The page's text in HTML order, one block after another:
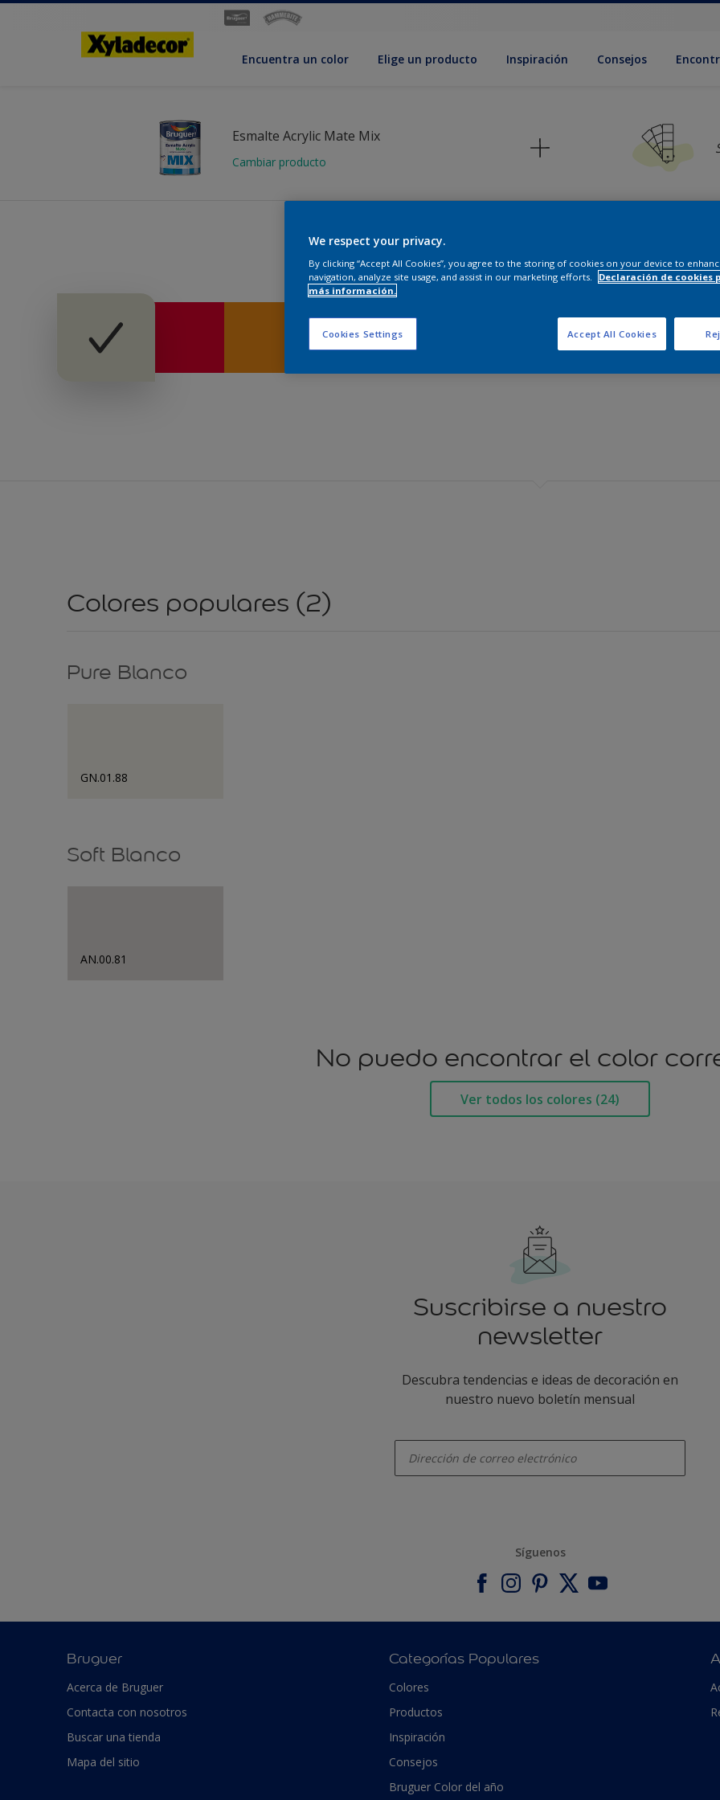
Encuentra un color Elige un producto Inspiración Consejos
Esmalte Acrylic Mate Mix
Cambiar producto
La paleta que tengo en mente
Colores populares (2)
Pure Blanco
GN.01.88
Soft Blanco
AN.00.81
No puedo encontrar el color
Ver todos los colores (24)
Suscribirse a nuestro
newsletter
Descubra tendencias e ideas de decoración en
nuestro nuevo boletín mensual
Síguenos
Bruguer
Acerca de Bruguer
Contacta con nosotros
Buscar una tienda
Mapa del sitio
Categorías Populares
Colores
Productos
Inspiración
Consejos
Bruguer Color del año
We respect your privacy.
By clicking “Accept All Cookies”, you agree to the storing of cookies on your device to
navigation, analyze site usage, and assist in our marketing efforts.
Declaración de cookies
más información.
Cookies Settings Accept All Cookies